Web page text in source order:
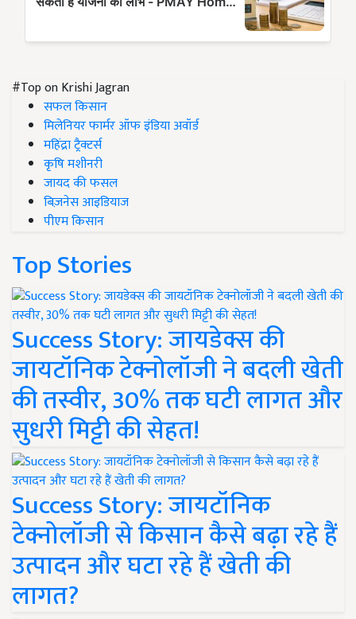
#Top on Krishi Jagran
सफल किसान
मिलेनियर फार्मर ऑफ इंडिया अवॉर्ड
महिंद्रा ट्रैक्टर्स
कृषि मशीनरी
जायद की फसल
बिज़नेस आइडियाज
पीएम किसान
Top Stories
Success Story: जायडेक्स की
जायटॉनिक टेक्नोलॉजी ने बदली खेती
की तस्वीर, 30% तक घटी लागत और
सुधरी मिट्टी की सेहत!
Success Story: जायटॉनिक
टेक्नोलॉजी से किसान कैसे बढ़ा रहे हैं
उत्पादन और घटा रहे हैं खेती की
लागत?